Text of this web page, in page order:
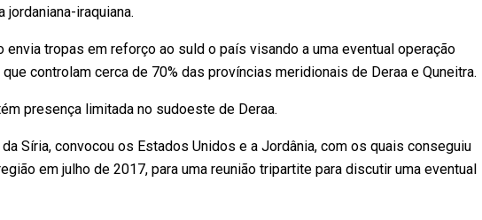
iraquiana.
tropas em reforço ao suld o país visando a uma eventual operação
controlam cerca de 70% das províncias meridionais de Deraa e Quneitra.
presença limitada no sudoeste de Deraa.
Síria, convocou os Estados Unidos e a Jordânia, com os quais conseguiu
em julho de 2017, para uma reunião tripartite para discutir uma eventual